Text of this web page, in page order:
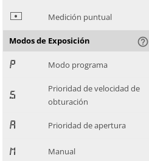
+ Medición puntual
Modos de Exposición help_outline
, Modo programa
-
Prioridad de velocidad de
obturación
. Prioridad de apertura
/ Manual